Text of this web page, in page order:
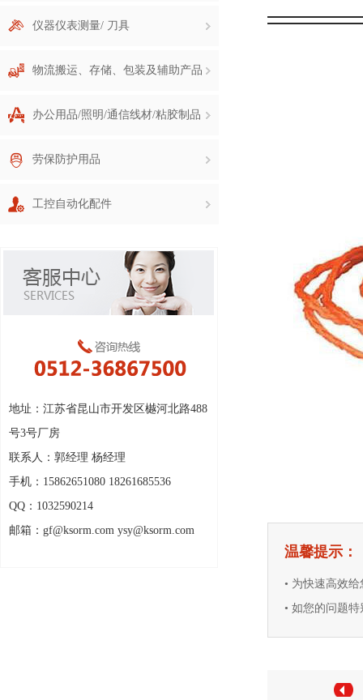
仪器仪表测量/ 刀具
物流搬运、存储、包装及辅助产品
办公用品/照明/通信线材/粘胶制品
劳保防护用品
工控自动化配件
地址：江苏省昆山市开发区樾河北路488
号3号厂房
联系人：郭经理 杨经理
手机：15862651080 18261685536
QQ：1032590214
邮箱：gf@ksorm.com ysy@ksorm.com
温馨提示：
• 为快速高效
• 如您的问题特